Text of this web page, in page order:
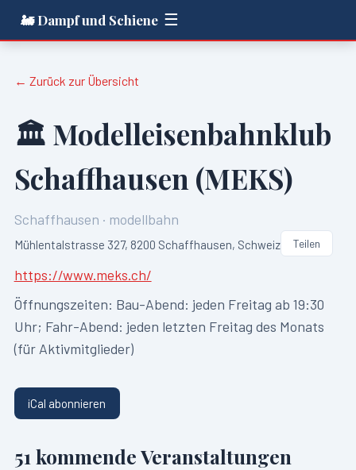
🚂 Dampf und Schiene ☰
← Zurück zur Übersicht
🏛️ Modelleisenbahnklub
Schaffhausen (MEKS)
Schaffhausen · modellbahn
Mühlentalstrasse 327, 8200 Schaffhausen, Schweiz Teilen
https://www.meks.ch/
Öffnungszeiten: Bau-Abend: jeden Freitag ab 19:30
Uhr; Fahr-Abend: jeden letzten Freitag des Monats
(für Aktivmitglieder)
iCal abonnieren
51 kommende Veranstaltungen